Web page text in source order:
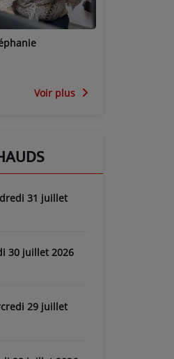
Michel
Voir plus
31 juillet
30 juillet 2026
29 juillet